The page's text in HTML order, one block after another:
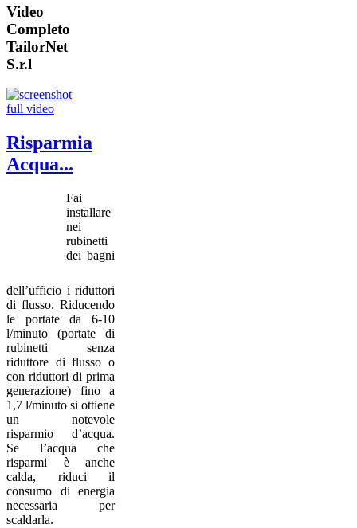
Video
Completo
TailorNet
S.r.l
Risparmia
Acqua...
Fai
installare
nei
rubinetti
dei bagni
dell’ufficio i riduttori
di flusso. Riducendo
le portate da 6-10
l/minuto (portate di
rubinetti senza
riduttore di flusso o
con riduttori di prima
generazione) fino a
1,7 l/minuto si ottiene
un notevole
risparmio d’acqua.
Se l’acqua che
risparmi è anche
calda, riduci il
consumo di energia
necessaria per
scaldarla.​​